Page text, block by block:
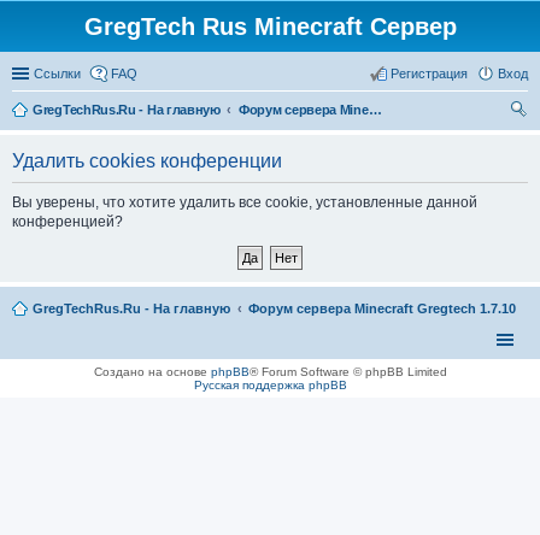
GregTech Rus Minecraft Сервер
Ссылки FAQ Вход
Регистрация
GregTechRus.Ru - На главную
Форум сервера Minecraft Gregtech 1.7.10
Удалить cookies конференции
Вы уверены, что хотите удалить все cookie, установленные данной
конференцией?
GregTechRus.Ru - На главную Форум сервера Minecraft Gregtech 1.7.10
Создано на основе phpBB® Forum Software © phpBB Limited
Русская поддержка phpBB